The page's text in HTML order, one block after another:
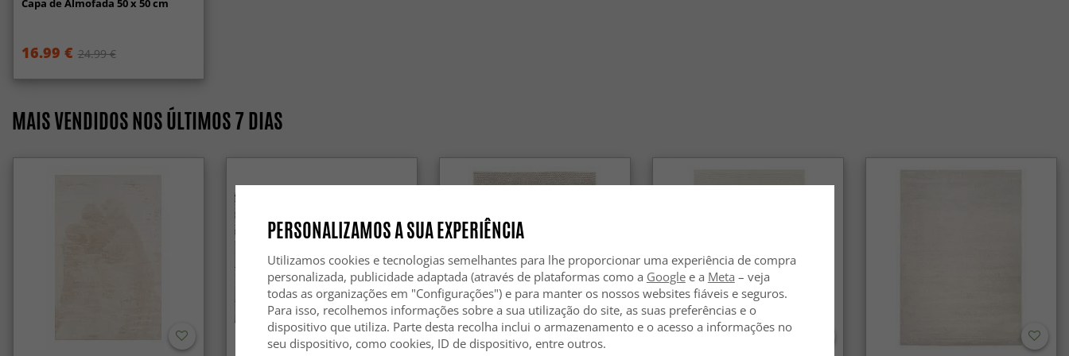
Capa de Almofada 50 x 50 cm
16.99 € 24.99 €
MAIS VENDIDOS NOS ÚLTIMOS 7 DIAS
PERSONALIZAMOS A SUA EXPERIÊNCIA
Utilizamos cookies e tecnologias semelhantes para lhe proporcionar uma experiência de compra
personalizada, publicidade adaptada (através de plataformas como a Googlee a Meta – veja
todas as organizações em "Configurações") e para manter os nossos websites fiáveis e seguros.
Para isso, recolhemos informações sobre a sua utilização do site, as suas preferências e o
dispositivo que utiliza. Parte desta recolha inclui o armazenamento e o acesso a informações no
seu dispositivo, como cookies, ID de dispositivo, entre outros.